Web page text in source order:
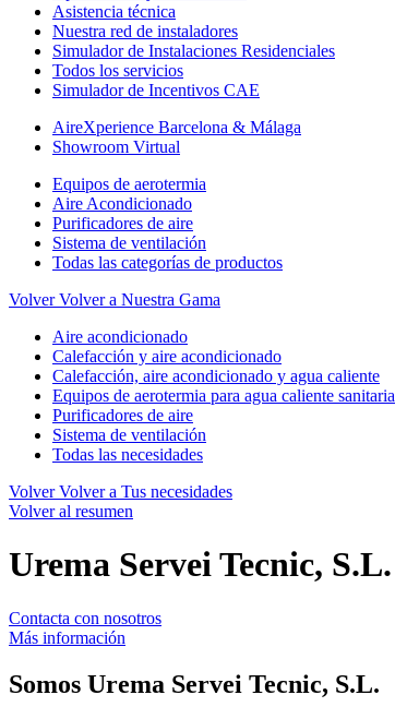
Asistencia técnica
Nuestra red de instaladores
Simulador de Instalaciones Residenciales
Todos los servicios
Simulador de Incentivos CAE
AireXperience Barcelona & Málaga
Showroom Virtual
Equipos de aerotermia
Aire Acondicionado
Purificadores de aire
Sistema de ventilación
Todas las categorías de productos
Volver Volver a Nuestra Gama
Aire acondicionado
Calefacción y aire acondicionado
Calefacción, aire acondicionado y agua caliente
Equipos de aerotermia para agua caliente sanitaria
Purificadores de aire
Sistema de ventilación
Todas las necesidades
Volver Volver a Tus necesidades
Volver al resumen
Urema Servei Tecnic, S.L.
Contacta con nosotros
Más información
Somos Urema Servei Tecnic, S.L.